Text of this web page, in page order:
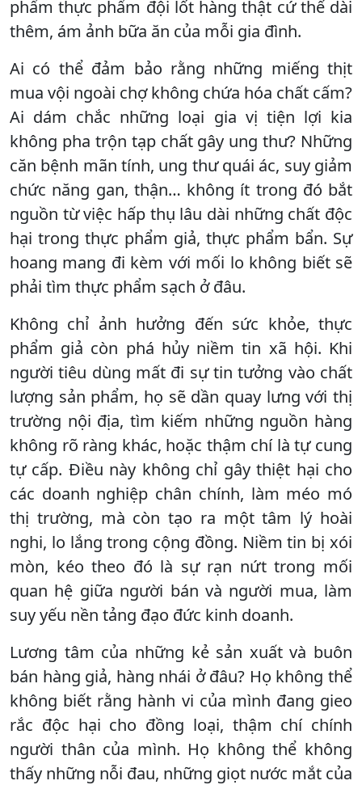
phẩm thực phẩm đội lốt hàng thật cứ thế dài
thêm, ám ảnh bữa ăn của mỗi gia đình.
Ai có thể đảm bảo rằng những miếng thịt
mua vội ngoài chợ không chứa hóa chất cấm?
Ai dám chắc những loại gia vị tiện lợi kia
không pha trộn tạp chất gây ung thư? Những
căn bệnh mãn tính, ung thư quái ác, suy giảm
chức năng gan, thận… không ít trong đó bắt
nguồn từ việc hấp thụ lâu dài những chất độc
hại trong thực phẩm giả, thực phẩm bẩn. Sự
hoang mang đi kèm với mối lo không biết sẽ
phải tìm thực phẩm sạch ở đâu.
Không chỉ ảnh hưởng đến sức khỏe, thực
phẩm giả còn phá hủy niềm tin xã hội. Khi
người tiêu dùng mất đi sự tin tưởng vào chất
lượng sản phẩm, họ sẽ dần quay lưng với thị
trường nội địa, tìm kiếm những nguồn hàng
không rõ ràng khác, hoặc thậm chí là tự cung
tự cấp. Điều này không chỉ gây thiệt hại cho
các doanh nghiệp chân chính, làm méo mó
thị trường, mà còn tạo ra một tâm lý hoài
nghi, lo lắng trong cộng đồng. Niềm tin bị xói
mòn, kéo theo đó là sự rạn nứt trong mối
quan hệ giữa người bán và người mua, làm
suy yếu nền tảng đạo đức kinh doanh.
Lương tâm của những kẻ sản xuất và buôn
bán hàng giả, hàng nhái ở đâu? Họ không thể
không biết rằng hành vi của mình đang gieo
rắc độc hại cho đồng loại, thậm chí chính
người thân của mình. Họ không thể không
thấy những nỗi đau, những giọt nước mắt của